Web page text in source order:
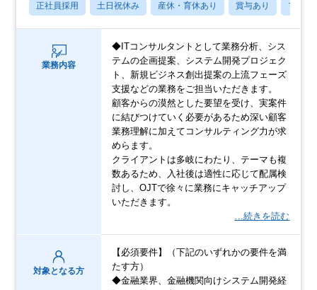
正社員採用 土日祝休み 産休・育休あり 賞与あり フレッ
業務内容
◆ITコンサルタントとして業務分析、シス
テムの企画提案、システム開発プロジェク
ト、新規ビジネス創出提案の上流フェーズ
支援などの業務をご担当いただきます。
顧客からの漠然とした要望を受け、実案件
に結びつけていく必要があるため深い顧客
業務理解に加えてコンサルティング力が求
めらます。
クライアントは多岐にわたり、テーマも複
数あるため、入社後は適性に応じて配属検
討し、OJTで徐々に業務にキャッチアップ
いただきます。
…続きを読む
対象となる方
【必須要件】（下記のいずれかの要件を満
たす方）
◆金融業界、金融機関向けシステム開発経